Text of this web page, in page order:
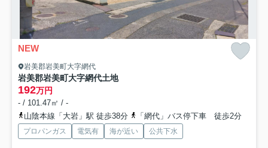
NEW
岩美郡岩美町大字網代
岩美郡岩美町大字網代土地
192万円
- / 101.47㎡ / -
山陰本線「大岩」駅 徒歩38分
「網代」バス停下車 徒歩2分
プロパンガス 電気有 海が近い 公共下水